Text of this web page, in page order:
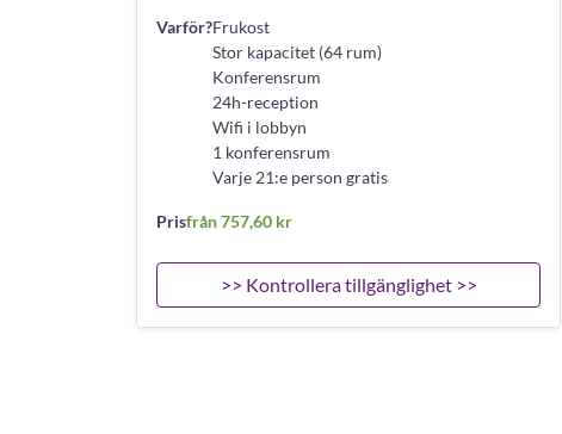
Varför?Frukost
Stor kapacitet (64 rum)
Konferensrum
24h-reception
Wifi i lobbyn
1 konferensrum
Varje 21:e person gratis
Prisfrån 757,60 kr
>> Kontrollera tillgänglighet >>